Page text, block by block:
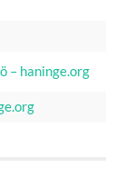
– haninge.org